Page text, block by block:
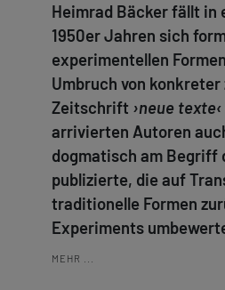
Heimrad Bäcker fällt in
1950er Jahren sich
experimentellen
Umbruch von
Zeitschrift ›neue texte‹
arrivierten Autoren
dogmatisch am Begriff
publizierte, die auf
traditionelle Formen
Experiments
MEHR ...